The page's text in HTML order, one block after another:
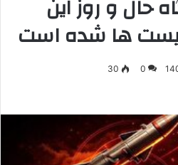
حال و روز این
ها شده است
0
30